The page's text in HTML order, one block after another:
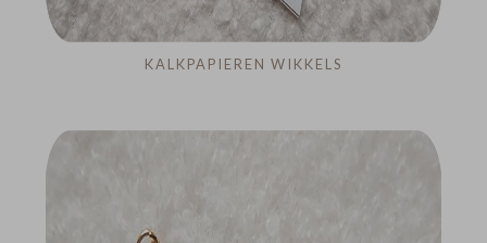
KALKPAPIEREN WIKKELS